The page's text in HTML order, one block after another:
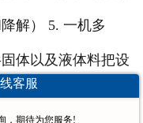
解） 5. 一机多
体以及液体料把设
实践验证，完全达
客服
，期待为您服务!